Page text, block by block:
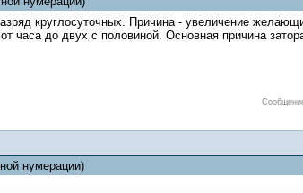
круглосуточных. Причина - увеличение
часа до двух с половиной. Основная причина
нумерации)